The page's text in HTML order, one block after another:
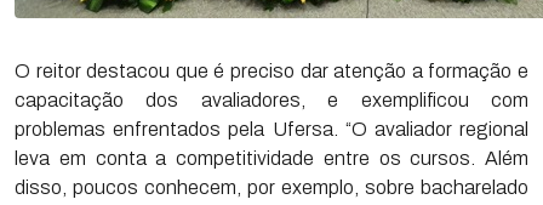
O reitor destacou que é preciso dar atenção a formação e
capacitação dos avaliadores, e exemplificou com
problemas enfrentados pela Ufersa. “O avaliador regional
leva em conta a competitividade entre os cursos. Além
disso, poucos conhecem, por exemplo, sobre bacharelado